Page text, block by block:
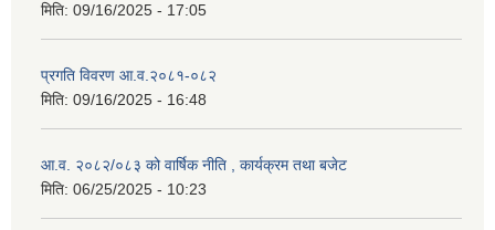
मिति: 09/16/2025 - 17:05
प्रगति विवरण आ.व.२०८१-०८२
मिति: 09/16/2025 - 16:48
आ.व. २०८२/०८३ को वार्षिक नीति , कार्यक्रम तथा बजेट
मिति: 06/25/2025 - 10:23